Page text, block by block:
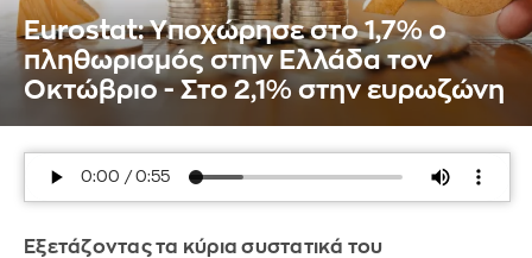
Εurostat: Yποχώρησε στο 1,7% ο
πληθωρισμός στην Ελλάδα τον
Οκτώβριο - Στο 2,1% στην ευρωζώνη
Εξετάζοντας τα κύρια συστατικά του